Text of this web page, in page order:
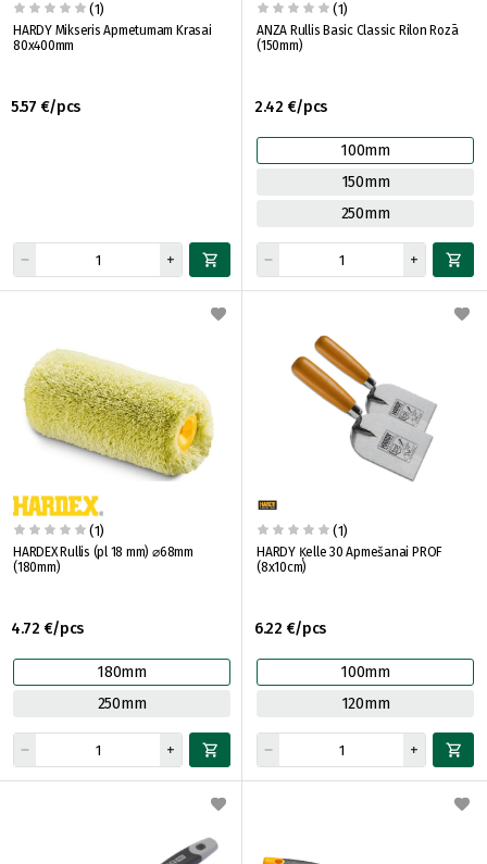
(1)
HARDY Mikseris Apmetumam Krasai
80x400mm
5.57 €/pcs
(1)
ANZA Rullis Basic Classic Rilon Rozā
(150mm)
2.42 €/pcs
100mm
150mm
250mm
(1)
HARDEX Rullis (pl 18 mm) ⌀68mm
(180mm)
4.72 €/pcs
180mm
250mm
(1)
HARDY Ķelle 30 Apmešanai PROF
(8x10cm)
6.22 €/pcs
100mm
120mm